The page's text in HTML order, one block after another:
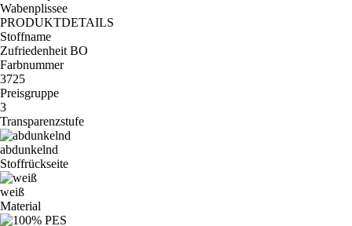
Wabenplissee
PRODUKTDETAILS
Stoffname
Zufriedenheit BO
Farbnummer
3725
Preisgruppe
3
Transparenzstufe
abdunkelnd
Stoffrückseite
weiß
Material